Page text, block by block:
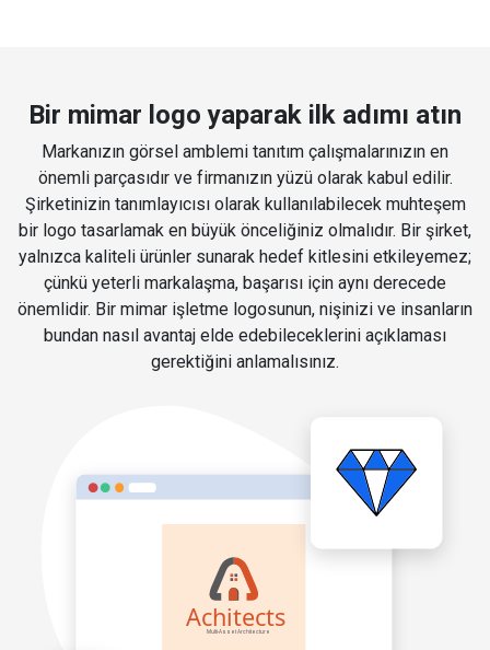
Bir mimar logo yaparak ilk adımı atın
Markanızın görsel amblemi tanıtım çalışmalarınızın en
önemli parçasıdır ve firmanızın yüzü olarak kabul edilir.
Şirketinizin tanımlayıcısı olarak kullanılabilecek muhteşem
bir logo tasarlamak en büyük önceliğiniz olmalıdır. Bir şirket,
yalnızca kaliteli ürünler sunarak hedef kitlesini etkileyemez;
çünkü yeterli markalaşma, başarısı için aynı derecede
önemlidir. Bir mimar işletme logosunun, nişinizi ve insanların
bundan nasıl avantaj elde edebileceklerini açıklaması
gerektiğini anlamalısınız.